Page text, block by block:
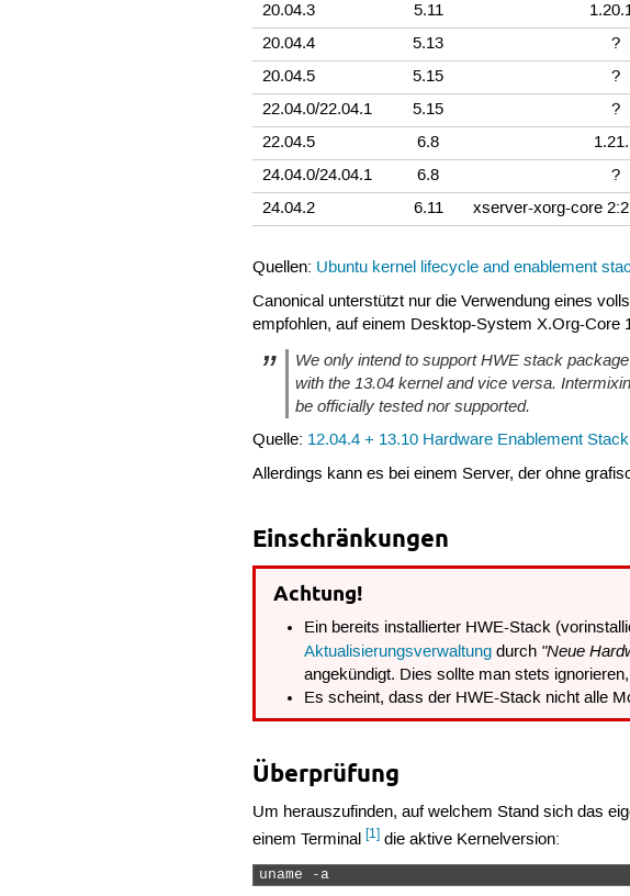
20.04.3
5.11
20.04.4
5.13 ?
20.04.5
5.15 ?
22.04.0/22.04.1
5.15 ?
22.04.5
6.8
24.04.0/24.04.1
6.8 ?
24.04.2
6.11 xserver-xorg-core
Quellen: Ubuntu kernel lifecycle and enablement
Canonical unterstützt nur die Verwendung eines
empfohlen, auf einem Desktop-System X.Org-Core
We only intend to support HWE stack
with the 13.04 kernel and vice versa.
be officially tested nor supported.
Quelle: 12.04.4 + 13.10 Hardware Enablement
Allerdings kann es bei einem Server, der ohne
Einschränkungen
Achtung!
Ein bereits installierter HWE-Stack
Aktualisierungsverwaltung durch "Neue
angekündigt. Dies sollte man stets
Es scheint, dass der HWE-Stack nicht alle
Überprüfung
Um herauszufinden, auf welchem Stand sich das
einem Terminal[1] die aktive Kernelversion:
uname -a